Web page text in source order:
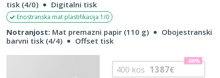
tisk (4/0)
Digitalni tisk
Enostranska mat plastifikacija 1/0
Notranjost: Mat premazni papir (110 g)
Obojestranski
barvni tisk (4/4)
Offset tisk
400 kos 1387€
-66%